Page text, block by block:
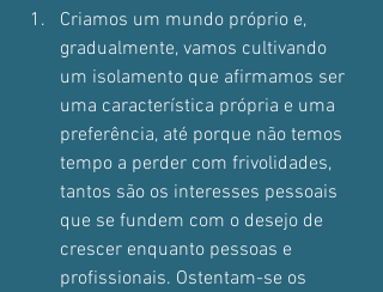
Criamos um mundo próprio e,
gradualmente, vamos cultivando
um isolamento que afirmamos ser
uma característica própria e uma
preferência, até porque não temos
tempo a perder com frivolidades,
tantos são os interesses pessoais
que se fundem com o desejo de
crescer enquanto pessoas e
profissionais. Ostentam-se os